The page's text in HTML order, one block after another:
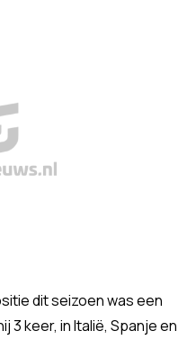
dit seizoen was een
3 keer, in Italië, Spanje en